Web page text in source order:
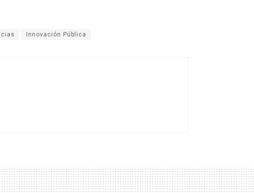
Innovación Pública